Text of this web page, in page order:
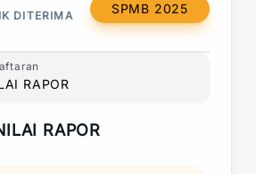
DITERIMA
SPMB 2025
RAPOR
RAPOR